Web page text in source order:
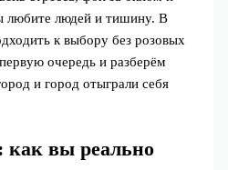
любите людей и тишину. В
к выбору без розовых
очередь и разберём
и город отыграли себя
как вы реально